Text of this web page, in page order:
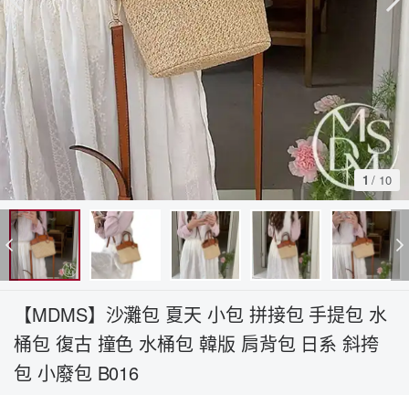
1 / 10
【MDMS】沙灘包 夏天 小包 拼接包 手提包 水
桶包 復古 撞色 水桶包 韓版 肩背包 日系 斜挎
包 小廢包 B016